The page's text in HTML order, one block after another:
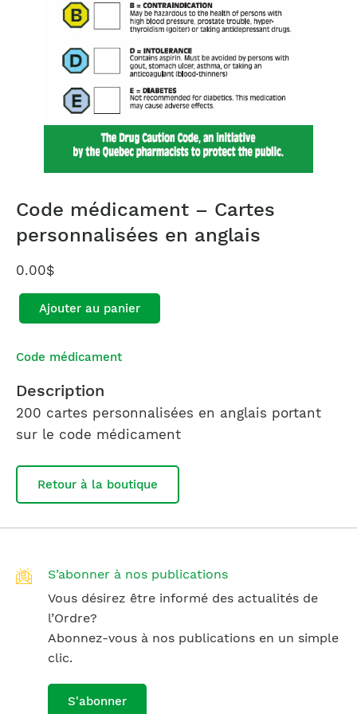
Code médicament – Cartes
personnalisées en anglais
0.00$
Ajouter au panier
Code médicament
Description
200 cartes personnalisées en anglais portant
sur le code médicament
Retour à la boutique
S’abonner à nos publications
Vous désirez être informé des actualités de
l’Ordre?
Abonnez-vous à nos publications en un simple
clic.
S'abonner